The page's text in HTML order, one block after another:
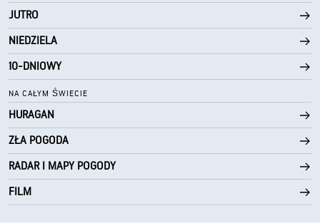
Punkt rosy 75° F
AccuLumen Brightness Index™ 0 (Ciemne)
Zachmurzenie 0%
Widoczność 10 mili
Pułap chmur 30000 stopy
JUTRO
NIEDZIELA
10-DNIOWY
NA CAŁYM ŚWIECIE
HURAGAN
ZŁA POGODA
RADAR I MAPY POGODY
FILM